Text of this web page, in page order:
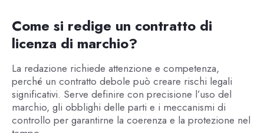
Come si redige un contratto di
licenza di marchio?
La redazione richiede attenzione e competenza,
perché un contratto debole può creare rischi legali
significativi. Serve definire con precisione l’uso del
marchio, gli obblighi delle parti e i meccanismi di
controllo per garantirne la coerenza e la protezione nel